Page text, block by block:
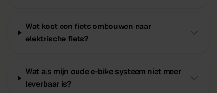
Wat kost een fiets ombouwen naar
elektrische fiets?
Wat als mijn oude e-bike systeem niet meer
leverbaar is?